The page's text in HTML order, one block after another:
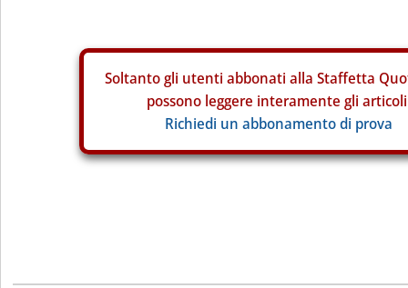
Soltanto gli utenti abbonati alla Staffetta
possono leggere interamente gli
Richiedi un abbonamento di prova